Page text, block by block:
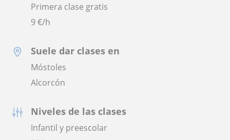
Primera clase gratis
9€/h
Suele dar clases en
Móstoles
Alcorcón
Niveles de las clases
Infantil y preescolar